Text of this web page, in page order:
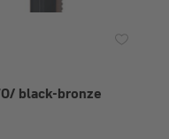
black-bronze